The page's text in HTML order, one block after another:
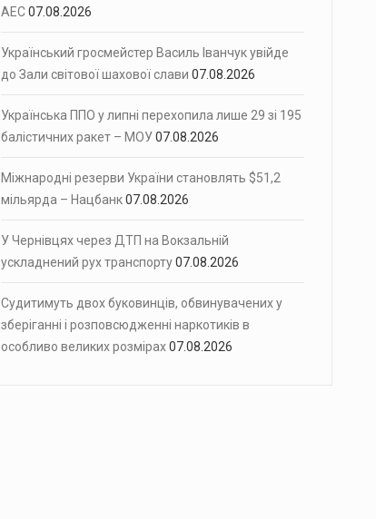
АЕС07.08.2026
Український гросмейстер Василь Іванчук увійде
до Зали світової шахової слави 07.08.2026
Українська ППО у липні перехопила лише 29 зі 195
балістичних ракет – МОУ07.08.2026
Міжнародні резерви України становлять $51,2
мільярда – Нацбанк07.08.2026
У Чернівцях через ДТП на Вокзальній
ускладнений рух транспорту07.08.2026
Судитимуть двох буковинців, обвинувачених у
зберіганні і розповсюдженні наркотиків в
особливо великих розмірах07.08.2026